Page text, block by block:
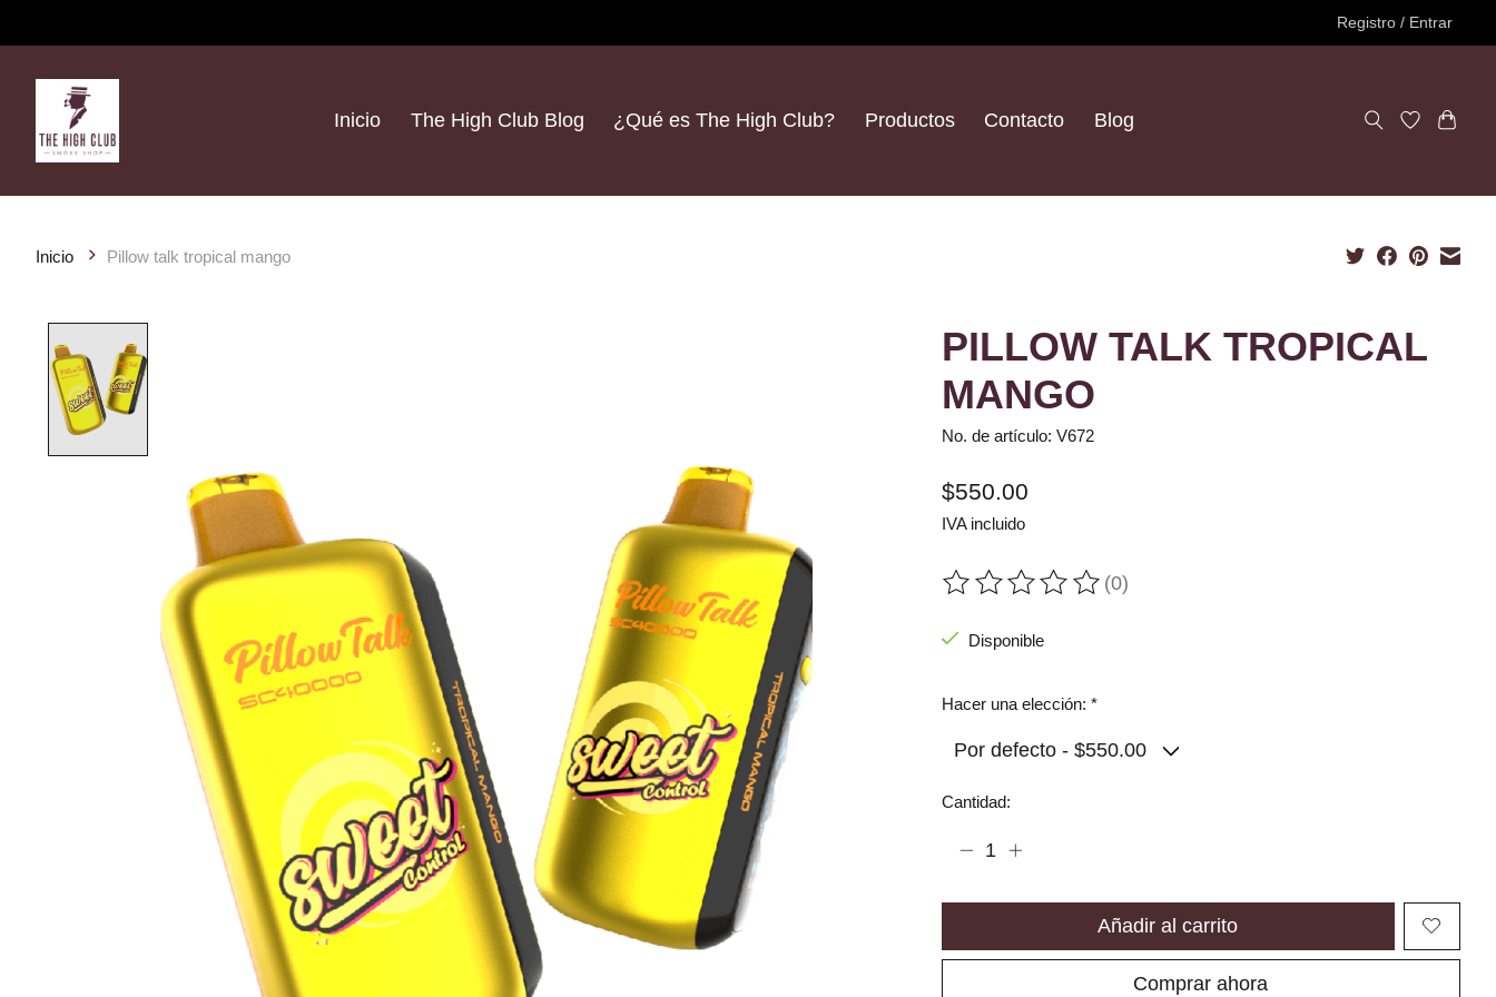
Registro / Entrar
Inicio The High Club Blog ¿Qué es The High Club? Productos Contacto Blog
Inicio Pillow talk tropical mango
PILLOW TALK TROPICAL
MANGO
No. de artículo: V672
$550.00
IVA incluido
The rating of this product is
(0)
Disponible
Hacer una elección: *
Cantidad:
Añadir al carrito
Comprar ahora